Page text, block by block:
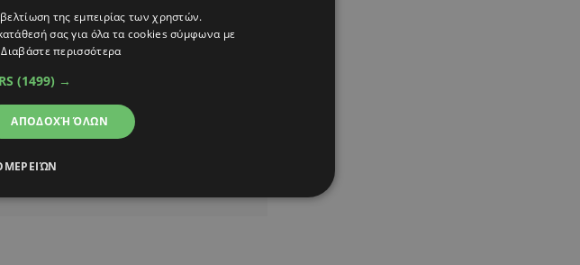
της εμπειρίας των χρηστών.
σας για όλα τα cookies σύμφωνα με
Διαβάστε περισσότερα
(1499) →
ΑΠΟΔΟΧΉ ΌΛΩΝ